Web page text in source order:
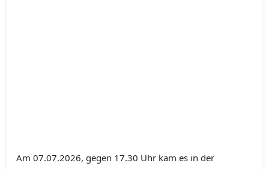
Am 07.07.2026, gegen 17.30 Uhr kam es in der